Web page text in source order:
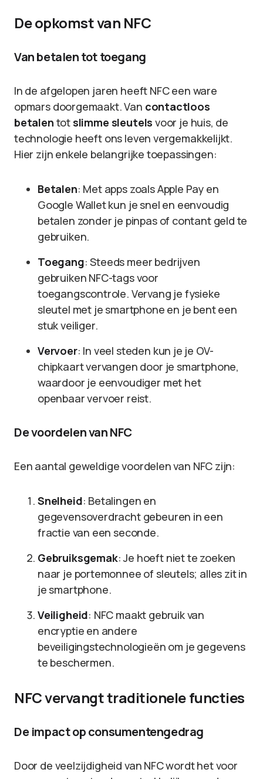
De opkomst van NFC
Van betalen tot toegang
In de afgelopen jaren heeft NFC een ware
opmars doorgemaakt. Van contactloos
betalen tot slimme sleutels voor je huis, de
technologie heeft ons leven vergemakkelijkt.
Hier zijn enkele belangrijke toepassingen:
Betalen: Met apps zoals Apple Pay en
Google Wallet kun je snel en eenvoudig
betalen zonder je pinpas of contant geld te
gebruiken.
Toegang: Steeds meer bedrijven
gebruiken NFC-tags voor
toegangscontrole. Vervang je fysieke
sleutel met je smartphone en je bent een
stuk veiliger.
Vervoer: In veel steden kun je je OV-
chipkaart vervangen door je smartphone,
waardoor je eenvoudiger met het
openbaar vervoer reist.
De voordelen van NFC
Een aantal geweldige voordelen van NFC zijn:
Snelheid: Betalingen en
gegevensoverdracht gebeuren in een
fractie van een seconde.
Gebruiksgemak: Je hoeft niet te zoeken
naar je portemonnee of sleutels; alles zit in
je smartphone.
Veiligheid: NFC maakt gebruik van
encryptie en andere
beveiligingstechnologieën om je gegevens
te beschermen.
NFC vervangt traditionele functies
De impact op consumentengedrag
Door de veelzijdigheid van NFC wordt het voor